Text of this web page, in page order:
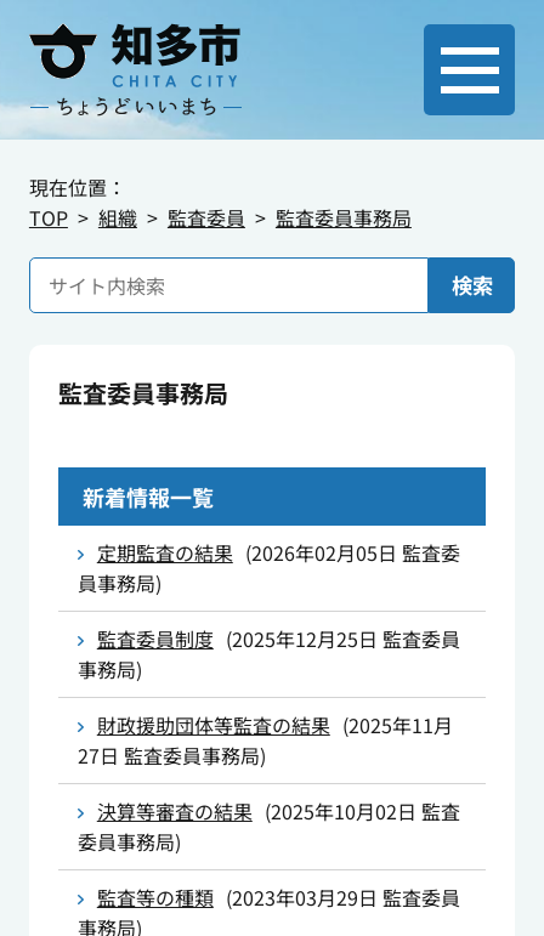
現在位置：
TOP
組織 監査委員 監査委員事務局
検索
監査委員事務局
新着情報一覧
定期監査の結果 (2026年02月05日 監査委
員事務局)
監査委員制度 (2025年12月25日 監査委員
事務局)
財政援助団体等監査の結果 (2025年11月
27日 監査委員事務局)
決算等審査の結果 (2025年10月02日 監査
委員事務局)
監査等の種類 (2023年03月29日 監査委員
事務局)